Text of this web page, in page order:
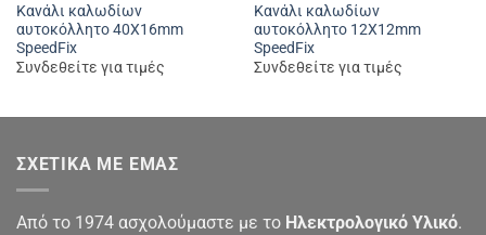
Κανάλι καλωδίων
αυτοκόλλητο 40X16mm
SpeedFix
Συνδεθείτε για τιμές
Κανάλι καλωδίων
αυτοκόλλητο 12Χ12mm
SpeedFix
Συνδεθείτε για τιμές
ΣΧΕΤΙΚΆ ΜΕ ΕΜΆΣ
Από το 1974 ασχολούμαστε με το Ηλεκτρολογικό Υλικό.